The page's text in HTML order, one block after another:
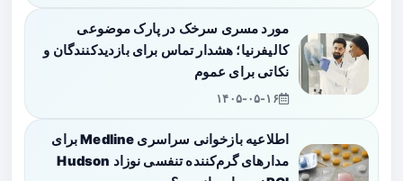
مورد مسری سرخک در پارک موضوعی
کالیفرنیا؛ هشدار تماس برای بازدیدکنندگان و
نکاتی برای عموم
۱۴۰۵-۰۵-۱۶
اطلاعیه بازخوانی سراسری Medline برای
مدارهای گرم‌کننده تنفسی نوزاد Hudson